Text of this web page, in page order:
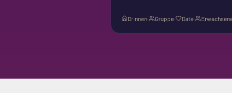
Drinnen· Gruppe· Date·